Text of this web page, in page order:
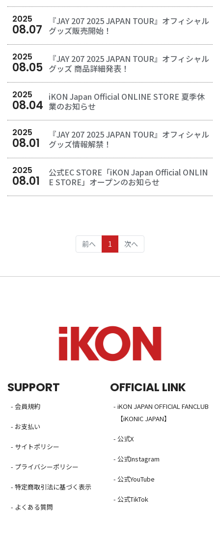
2025
08.07
『JAY 207 2025 JAPAN TOUR』オフィシャル
グッズ販売開始！
2025
08.05
『JAY 207 2025 JAPAN TOUR』オフィシャル
グッズ 商品詳細発表！
2025
08.04
iKON Japan Official ONLINE STORE 夏季休
業のお知らせ
2025
08.01
『JAY 207 2025 JAPAN TOUR』オフィシャル
グッズ情報解禁！
2025
08.01
公式EC STORE「iKON Japan Official ONLIN
E STORE」オープンのお知らせ
前へ 1 (current)
次へ
SUPPORT
- 会員規約
- お支払い
- サイトポリシー
- プライバシーポリシー
- 特定商取引法に基づく表示
- よくある質問
OFFICIAL LINK
- iKON JAPAN OFFICIAL FANCLUB
【iKONIC JAPAN】
- 公式X
- 公式Instagram
- 公式YouTube
- 公式TikTok